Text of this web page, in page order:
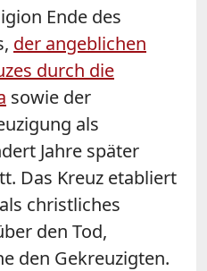
Ende des
der angeblichen
durch die
sowie der
als
Jahre später
Das Kreuz etabliert
christliches
den Tod,
den Gekreuzigten.